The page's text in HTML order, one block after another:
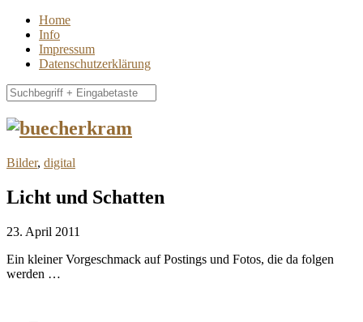
Home
Info
Impressum
Datenschutzerklärung
Bilder, digital
Licht und Schatten
23. April 2011
Ein kleiner Vorgeschmack auf Postings und Fotos, die da folgen
werden …